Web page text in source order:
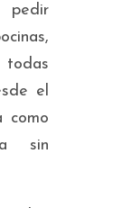
pedir
todas
el
como
sin